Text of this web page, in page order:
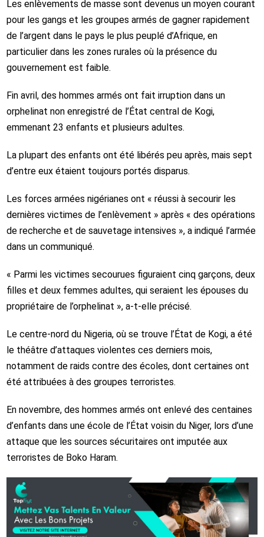
Les enlèvements de masse sont devenus un moyen courant
pour les gangs et les groupes armés de gagner rapidement
de l’argent dans le pays le plus peuplé d’Afrique, en
particulier dans les zones rurales où la présence du
gouvernement est faible.
Fin avril, des hommes armés ont fait irruption dans un
orphelinat non enregistré de l’État central de Kogi,
emmenant 23 enfants et plusieurs adultes.
La plupart des enfants ont été libérés peu après, mais sept
d’entre eux étaient toujours portés disparus.
Les forces armées nigérianes ont « réussi à secourir les
dernières victimes de l’enlèvement » après « des opérations
de recherche et de sauvetage intensives », a indiqué l’armée
dans un communiqué.
« Parmi les victimes secourues figuraient cinq garçons, deux
filles et deux femmes adultes, qui seraient les épouses du
propriétaire de l’orphelinat », a-t-elle précisé.
Le centre-nord du Nigeria, où se trouve l’État de Kogi, a été
le théâtre d’attaques violentes ces derniers mois,
notamment de raids contre des écoles, dont certaines ont
été attribuées à des groupes terroristes.
En novembre, des hommes armés ont enlevé des centaines
d’enfants dans une école de l’État voisin du Niger, lors d’une
attaque que les sources sécuritaires ont imputée aux
terroristes de Boko Haram.